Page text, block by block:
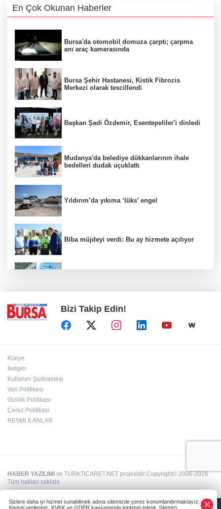
En Çok Okunan Haberler
Bursa'da otomobil domuza çarptı; çarpma
anı araç kamerasında
Bursa Şehir Hastanesi, Kistik Fibrozis
Merkezi olarak tescillendi
Başkan Şadi Özdemir, Esentepeliler'i dinledi
Mudanya'da belediye dükkanlarının ihale
bedelleri dudak uçuklattı
Yıldırım’da yıkıma ‘lüks’ engel
Biba müjdeyi verdi: Bu ay hizmete açılıyor
Bizi Takip Edin!
Künye
İletişim
Kullanım Şartnamesi
Veri Politikası
Gizlilik Politikası
Çerez Politikası
RESMİ İLANLAR
HABER YAZILIMI ve TURKTICARET.NET projesidir Copyright© 2006-2026
Tüm hakları saklıdır.
Sizlere daha iyi hizmet sunabilmek adına sitemizde çerez konumlandırmaktayız.
Kişisel verileriniz, KVKK ve GDPR kapsamında toplanıp işlenir. Sitemizi